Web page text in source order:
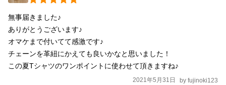
無事届きました♪
ありがとうございます♪
オマケまで付いてて感激です♪
チェーンを革紐にかえても良いかなと思いました！
この夏Tシャツのワンポイントに使わせて頂きますね♪
2021年5月31日 by fujinoki123